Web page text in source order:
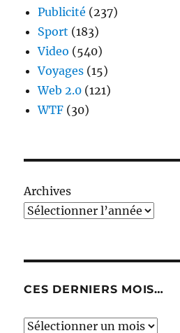
Publicité (237)
Sport (183)
Video (540)
Voyages (15)
Web 2.0 (121)
WTF (30)
Archives
CES DERNIERS MOIS…
Ces